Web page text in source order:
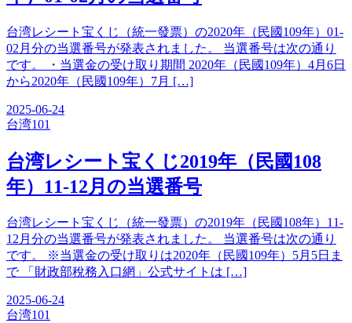
台湾レシート宝くじ（統一發票）の2020年（民國109年）01-
02月分の当選番号が発表されました。 当選番号は次の通り
です。 ・当選金の受け取り期間 2020年（民國109年）4月6日
から2020年（民國109年）7月 […]
2025-06-24
台湾101
台湾レシート宝くじ2019年（民國108
年）11-12月の当選番号
台湾レシート宝くじ（統一發票）の2019年（民國108年）11-
12月分の当選番号が発表されました。 当選番号は次の通り
です。 ※当選金の受け取りは2020年（民國109年）5月5日ま
で 「財政部稅務入口網」公式サイトは […]
2025-06-24
台湾101